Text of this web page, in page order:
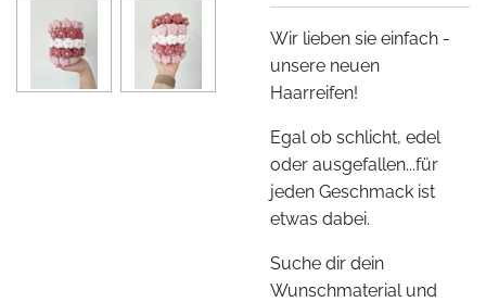
Wir lieben sie einfach -
unsere neuen
Haarreifen!
Egal ob schlicht, edel
oder ausgefallen...für
jeden Geschmack ist
etwas dabei.
Suche dir dein
Wunschmaterial und